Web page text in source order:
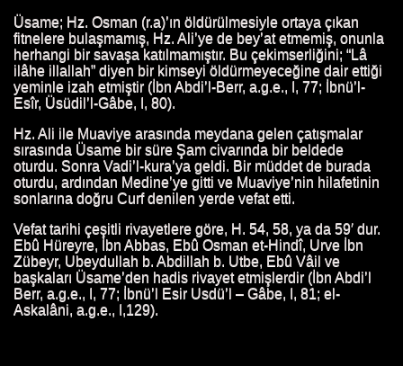
Üsame; Hz. Osman (r.a)’ın öldürülmesiyle ortaya çıkan
fitnelere bulaşmamış, Hz. Ali’ye de bey’at etmemiş, onunla
herhangi bir savaşa katılmamıştır. Bu çekimserliğini; “Lâ
ilâhe illallah” diyen bir kimseyi öldürmeyeceğine dair ettiği
yeminle izah etmiştir (İbn Abdi’l-Berr, a.g.e., I, 77; İbnü’l-
Esîr, Üsüdil’l-Gâbe, I, 80).
Hz. Ali ile Muaviye arasında meydana gelen çatışmalar
sırasında Üsame bir süre Şam civarında bir beldede
oturdu. Sonra Vadi’l-kura’ya geldi. Bir müddet de burada
oturdu, ardından Medine’ye gitti ve Muaviye’nin hilafetinin
sonlarına doğru Curf denilen yerde vefat etti.
Vefat tarihi çeşitli rivayetlere göre, H. 54, 58, ya da 59′ dur.
Ebû Hüreyre, İbn Abbas, Ebû Osman et-Hindî, Urve İbn
Zübeyr, Ubeydullah b. Abdillah b. Utbe, Ebû Vâil ve
başkaları Üsame’den hadis rivayet etmişlerdir (İbn Abdi’l
Berr, a.g.e., I, 77; İbnü’l Esir Usdü’l – Gâbe, I, 81; el-
Askalâni, a.g.e., I,129).